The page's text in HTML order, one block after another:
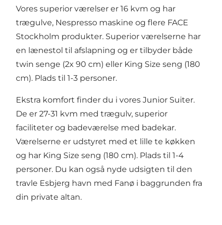
Vores superior værelser er 16 kvm og har
trægulve, Nespresso maskine og flere FACE
Stockholm produkter. Superior værelserne har
en lænestol til afslapning og er tilbyder både
twin senge (2x 90 cm) eller King Size seng (180
cm). Plads til 1-3 personer.
Ekstra komfort finder du i vores Junior Suiter.
De er 27-31 kvm med trægulv, superior
faciliteter og badeværelse med badekar.
Værelserne er udstyret med et lille te køkken
og har King Size seng (180 cm). Plads til 1-4
personer. Du kan også nyde udsigten til den
travle Esbjerg havn med Fanø i baggrunden fra
din private altan.